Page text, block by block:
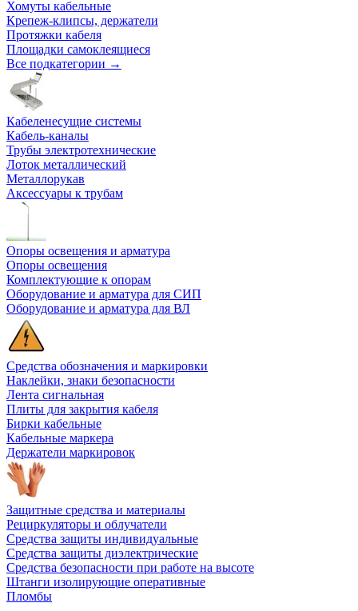
Хомуты кабельные
Крепеж-клипсы, держатели
Протяжки кабеля
Площадки самоклеящиеся
Все подкатегории →
Кабеленесущие системы
Кабель-каналы
Трубы электротехнические
Лоток металлический
Металлорукав
Аксессуары к трубам
Опоры освещения и арматура
Опоры освещения
Комплектующие к опорам
Оборудование и арматура для СИП
Оборудование и арматура для ВЛ
Средства обозначения и маркировки
Наклейки, знаки безопасности
Лента сигнальная
Плиты для закрытия кабеля
Бирки кабельные
Кабельные маркера
Держатели маркировок
Защитные средства и материалы
Рециркуляторы и облучатели
Средства защиты индивидуальные
Средства защиты диэлектрические
Средства безопасности при работе на высоте
Штанги изолирующие оперативные
Пломбы